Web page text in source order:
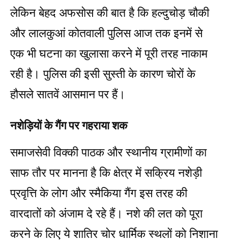
लेकिन बेहद अफसोस की बात है कि हल्दुचोड़ चौकी
और लालकुआं कोतवाली पुलिस आज तक इनमें से
एक भी घटना का खुलासा करने में पूरी तरह नाकाम
रही है। पुलिस की इसी सुस्ती के कारण चोरों के
हौसले सातवें आसमान पर हैं।
नशेड़ियों के गैंग पर गहराया शक
समाजसेवी विक्की पाठक और स्थानीय ग्रामीणों का
साफ तौर पर मानना है कि क्षेत्र में सक्रिय नशेड़ी
प्रवृत्ति के लोग और स्मैकिया गैंग इस तरह की
वारदातों को अंजाम दे रहे हैं। नशे की लत को पूरा
करने के लिए ये शातिर चोर धार्मिक स्थलों को निशाना